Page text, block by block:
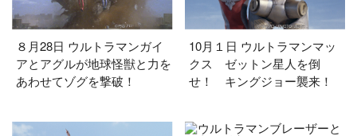
８月28日 ウルトラマンガイ
アとアグルが地球怪獣と力を
あわせてゾグを撃破！
10月１日 ウルトラマンマッ
クス ゼットン星人を倒
せ！ キングジョー襲来！